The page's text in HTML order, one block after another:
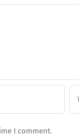
I comment.